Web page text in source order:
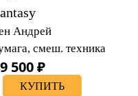
Андрей
смеш. техника
500 ₽
КУПИТЬ